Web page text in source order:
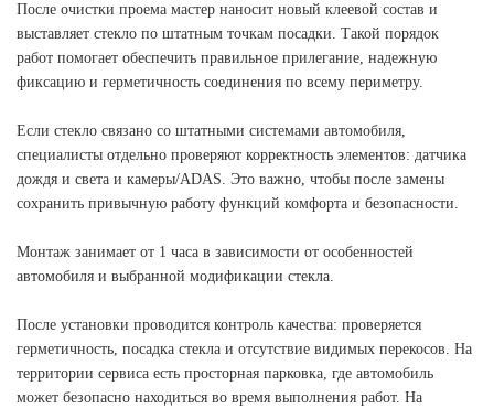
После очистки проема мастер наносит новый клеевой состав и
выставляет стекло по штатным точкам посадки. Такой порядок
работ помогает обеспечить правильное прилегание, надежную
фиксацию и герметичность соединения по всему периметру.
Если стекло связано со штатными системами автомобиля,
специалисты отдельно проверяют корректность элементов: датчика
дождя и света и камеры/ADAS. Это важно, чтобы после замены
сохранить привычную работу функций комфорта и безопасности.
Монтаж занимает от 1 часа в зависимости от особенностей
автомобиля и выбранной модификации стекла.
После установки проводится контроль качества: проверяется
герметичность, посадка стекла и отсутствие видимых перекосов. На
территории сервиса есть просторная парковка, где автомобиль
может безопасно находиться во время выполнения работ. На